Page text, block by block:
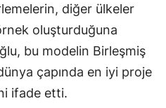
diğer ülkeler
oluşturduğuna
bu modelin Birleşmiş
çapında en iyi proje
ifade etti.